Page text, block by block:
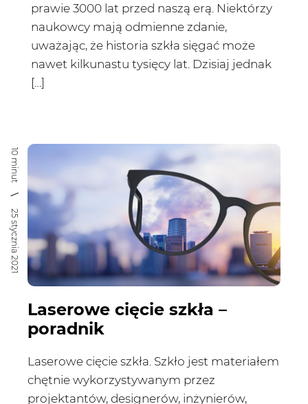
prawie 3000 lat przed naszą erą. Niektórzy
naukowcy mają odmienne zdanie,
uważając, że historia szkła sięgać może
nawet kilkunastu tysięcy lat. Dzisiaj jednak
[…]
10 minut
25 stycznia 2021
Laserowe cięcie szkła –
poradnik
Laserowe cięcie szkła. Szkło jest materiałem
chętnie wykorzystywanym przez
projektantów, designerów, inżynierów,